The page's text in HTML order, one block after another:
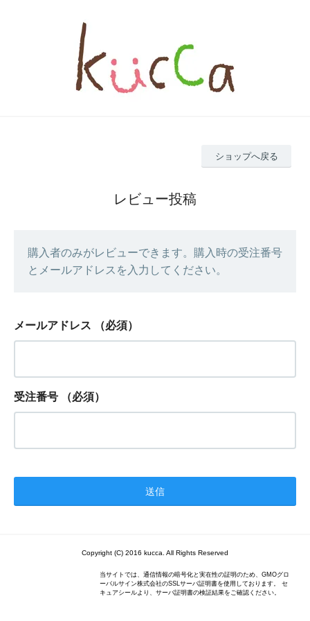
ショップへ戻る
レビュー投稿
購入者のみがレビューできます。購入時の受注番号
とメールアドレスを入力してください。
メールアドレス （必須）
受注番号 （必須）
Copyright (C) 2016 kucca. All Rights Reserved
当サイトでは、通信情報の暗号化と実在性の証明のため、GMOグロ
ーバルサイン株式会社のSSLサーバ証明書を使用しております。 セ
キュアシールより、サーバ証明書の検証結果をご確認ください。